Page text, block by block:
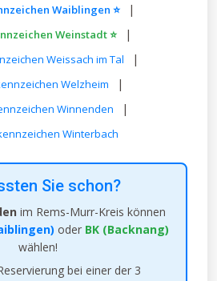
Waiblingen ⭐ |
Weinstadt ⭐ |
Weissach im Tal |
Welzheim |
Winnenden |
Winterbach
Sie schon?
im Rems-Murr-Kreis können
oder BK (Backnang)
wählen!
bei einer der 3